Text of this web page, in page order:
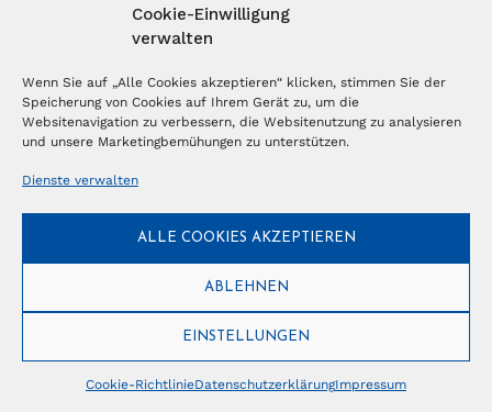
Cookie-Einwilligung
verwalten
Wenn Sie auf „Alle Cookies akzeptieren“ klicken, stimmen Sie der
Speicherung von Cookies auf Ihrem Gerät zu, um die
Websitenavigation zu verbessern, die Websitenutzung zu analysieren
und unsere Marketingbemühungen zu unterstützen.
Dienste verwalten
ALLE COOKIES AKZEPTIEREN
ABLEHNEN
EINSTELLUNGEN
Cookie-RichtlinieDatenschutzerklärungImpressum
MAGAZIN ABONNIEREN
Abonnieren
Anmelden
© Copyright 2026 – Ferientrends // info@tlvg.ch
Tourismus Lifestyle Verlag GmbH // Frohbergweg 1 - CH-3012 Bern //
Datenschutzerklärung //Impressum